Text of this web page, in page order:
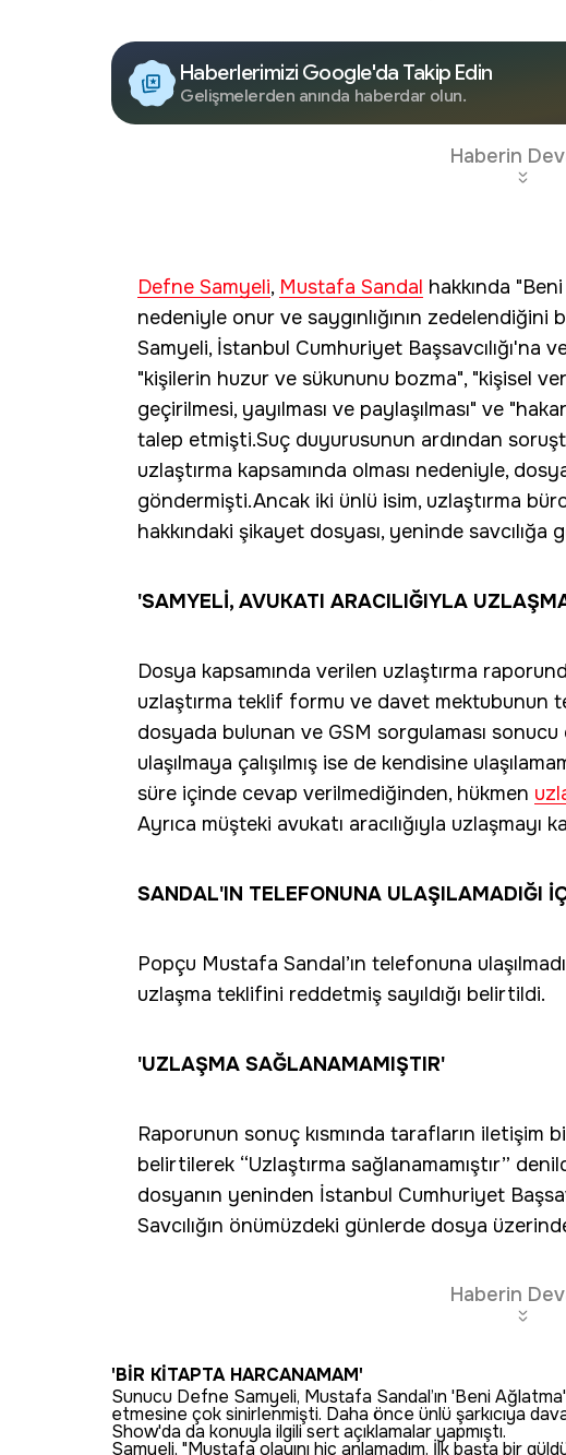
Haberlerimizi Google'da Takip Edin
Gelişmelerden anında haberdar olun.
Haberin
Defne Samyeli, Mustafa Sandal hakkında
nedeniyle onur ve saygınlığının zedelendiğini
Samyeli, İstanbul Cumhuriyet Başsavcılığı'na
"kişilerin huzur ve sükununu bozma", "kişisel
geçirilmesi, yayılması ve paylaşılması" ve
talep etmişti.Suç duyurusunun ardından
uzlaştırma kapsamında olması nedeniyle,
göndermişti.Ancak iki ünlü isim, uzlaştırma
hakkındaki şikayet dosyası, yeninde savcılığa
'SAMYELİ, AVUKATI ARACILIĞIYLA
Dosya kapsamında verilen uzlaştırma
uzlaştırma teklif formu ve davet mektubunun
dosyada bulunan ve GSM sorgulaması
ulaşılmaya çalışılmış ise de kendisine
süre içinde cevap verilmediğinden, hükmen
Ayrıca müşteki avukatı aracılığıyla
SANDAL'IN TELEFONUNA ULAŞILAMADIĞI
Popçu Mustafa Sandal’ın telefonuna
uzlaşma teklifini reddetmiş sayıldığı belirtildi.
'UZLAŞMA SAĞLANAMAMIŞTIR'
Raporunun sonuç kısmında tarafların iletişim
belirtilerek “Uzlaştırma sağlanamamıştır”
dosyanın yeninden İstanbul Cumhuriyet
Savcılığın önümüzdeki günlerde dosya
Haberin
'BİR KİTAPTA HARCANAMAM'
Sunucu Defne Samyeli, Mustafa Sandal’ın 'Beni Ağlatma'
etmesine çok sinirlenmişti. Daha önce ünlü şarkıcıya
Show'da da konuyla ilgili sert açıklamalar yapmıştı.
Samyeli, "Mustafa olayını hiç anlamadım. İlk başta bir